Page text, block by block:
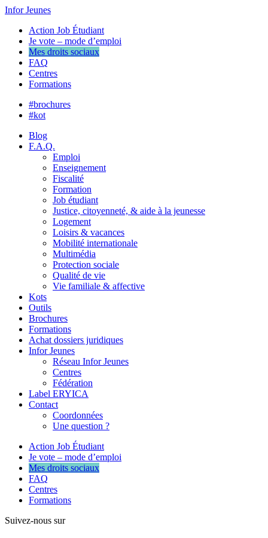
Infor Jeunes
Action Job Étudiant
Je vote – mode d’emploi
Mes droits sociaux
FAQ
Centres
Formations
#brochures
#kot
Blog
F.A.Q.
Emploi
Enseignement
Fiscalité
Formation
Job étudiant
Justice, citoyenneté, & aide à la jeunesse
Logement
Loisirs & vacances
Mobilité internationale
Multimédia
Protection sociale
Qualité de vie
Vie familiale & affective
Kots
Outils
Brochures
Formations
Achat dossiers juridiques
Infor Jeunes
Réseau Infor Jeunes
Centres
Fédération
Label ERYICA
Contact
Coordonnées
Une question ?
Action Job Étudiant
Je vote – mode d’emploi
Mes droits sociaux
FAQ
Centres
Formations
Suivez-nous sur